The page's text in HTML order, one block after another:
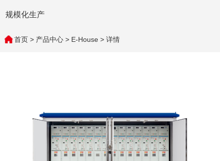
规模化生产
首页> 产品中心> E-House> 详情